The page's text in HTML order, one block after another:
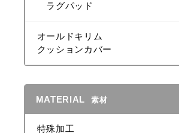
ラグパッド
オールドキリム
クッションカバー
MATERIAL 素材
特殊加工